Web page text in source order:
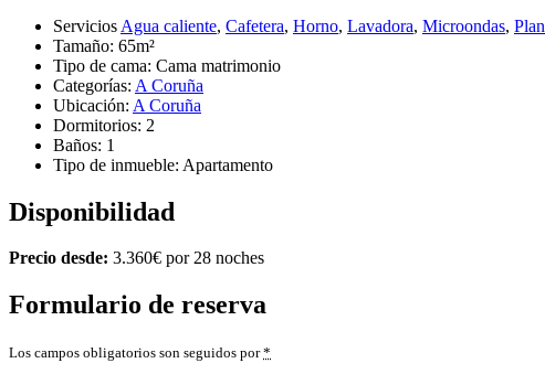
Servicios Agua caliente, Cafetera, Horno, Lavadora, Microondas,
Tamaño: 65m²
Tipo de cama: Cama matrimonio
Categorías: A Coruña
Ubicación: A Coruña
Dormitorios: 2
Baños: 1
Tipo de inmueble: Apartamento
Disponibilidad
Precio desde: 3.360€ por 28 noches
Formulario de reserva
Los campos obligatorios son seguidos por*